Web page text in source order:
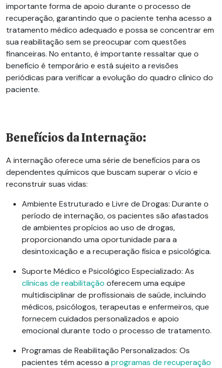
importante forma de apoio durante o processo de
recuperação, garantindo que o paciente tenha acesso a
tratamento médico adequado e possa se concentrar em
sua reabilitação sem se preocupar com questões
financeiras. No entanto, é importante ressaltar que o
benefício é temporário e está sujeito a revisões
periódicas para verificar a evolução do quadro clínico do
paciente.
Benefícios da Internação:
A internação oferece uma série de benefícios para os
dependentes químicos que buscam superar o vício e
reconstruir suas vidas:
Ambiente Estruturado e Livre de Drogas: Durante o
período de internação, os pacientes são afastados
de ambientes propícios ao uso de drogas,
proporcionando uma oportunidade para a
desintoxicação e a recuperação física e psicológica.
Suporte Médico e Psicológico Especializado: As
clínicas de reabilitação oferecem uma equipe
multidisciplinar de profissionais de saúde, incluindo
médicos, psicólogos, terapeutas e enfermeiros, que
fornecem cuidados personalizados e apoio
emocional durante todo o processo de tratamento.
Programas de Reabilitação Personalizados: Os
pacientes têm acesso a programas de recuperação